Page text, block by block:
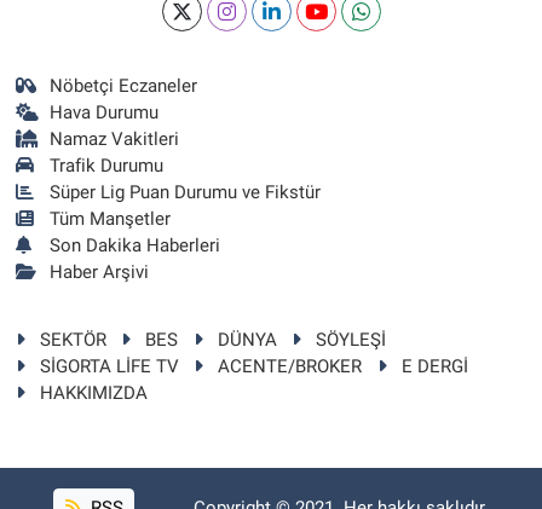
Nöbetçi Eczaneler
Hava Durumu
Namaz Vakitleri
Trafik Durumu
Süper Lig Puan Durumu ve Fikstür
Tüm Manşetler
Son Dakika Haberleri
Haber Arşivi
SEKTÖR BES DÜNYA
SÖYLEŞİ
SİGORTA LİFE TV
ACENTE/BROKER
E DERGİ
HAKKIMIZDA